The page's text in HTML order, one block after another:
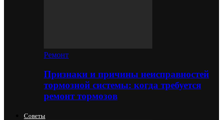
Ремонт
Признаки и причины неисправностей
тормозной системы: когда требуется
ремонт тормозов
Советы